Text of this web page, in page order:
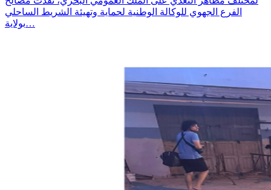
الفرع الجهوي للوكالة الوطنية لحماية وتهيئة الشريط الساحلي
بولاية…